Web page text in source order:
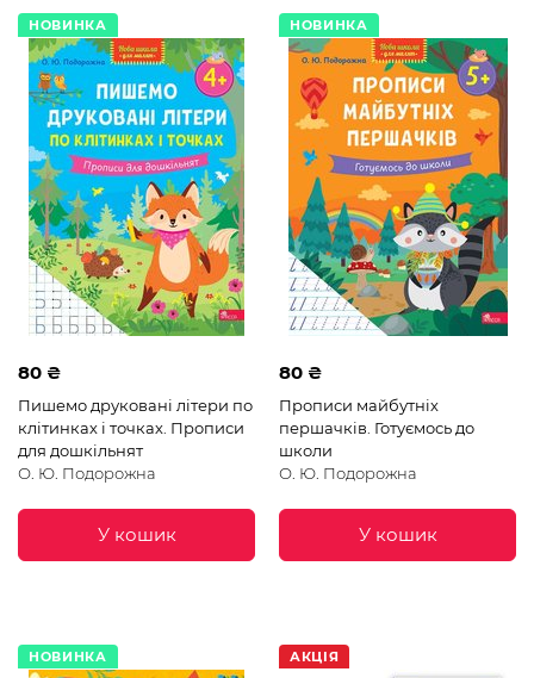
НОВИНКА
80 ₴
Пишемо друковані літери по
клітинках і точках. Прописи
для дошкільнят
О. Ю. Подорожна
У кошик
НОВИНКА
80 ₴
Прописи майбутніх
першачків. Готуємось до
школи
О. Ю. Подорожна
У кошик
НОВИНКА АКЦІЯ